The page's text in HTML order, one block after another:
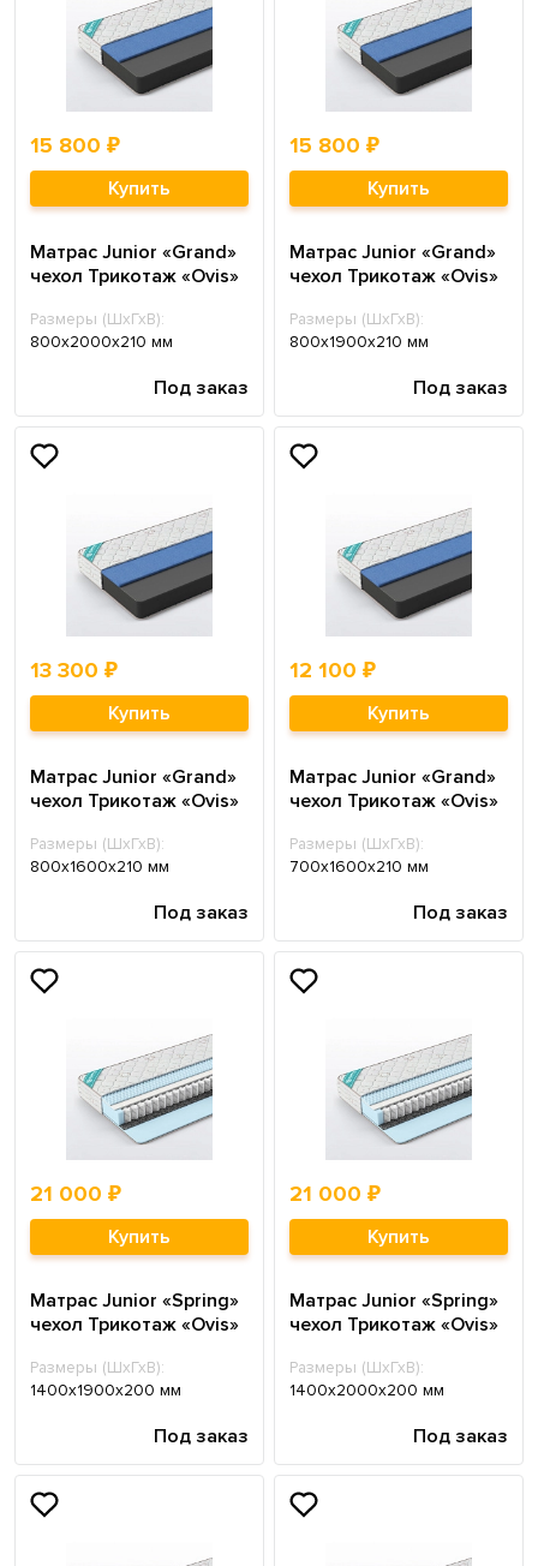
15 800 ₽
Купить
Матрас Junior «Grand»
чехол Трикотаж «Ovis»
Размеры (ШхГхВ):
800х2000х210 мм
Под заказ
15 800 ₽
Купить
Матрас Junior «Grand»
чехол Трикотаж «Ovis»
Размеры (ШхГхВ):
800х1900х210 мм
Под заказ
13 300 ₽
Купить
Матрас Junior «Grand»
чехол Трикотаж «Ovis»
Размеры (ШхГхВ):
800х1600х210 мм
Под заказ
12 100 ₽
Купить
Матрас Junior «Grand»
чехол Трикотаж «Ovis»
Размеры (ШхГхВ):
700х1600х210 мм
Под заказ
21 000 ₽
Купить
Матрас Junior «Spring»
чехол Трикотаж «Ovis»
Размеры (ШхГхВ):
1400х1900х200 мм
Под заказ
21 000 ₽
Купить
Матрас Junior «Spring»
чехол Трикотаж «Ovis»
Размеры (ШхГхВ):
1400х2000х200 мм
Под заказ